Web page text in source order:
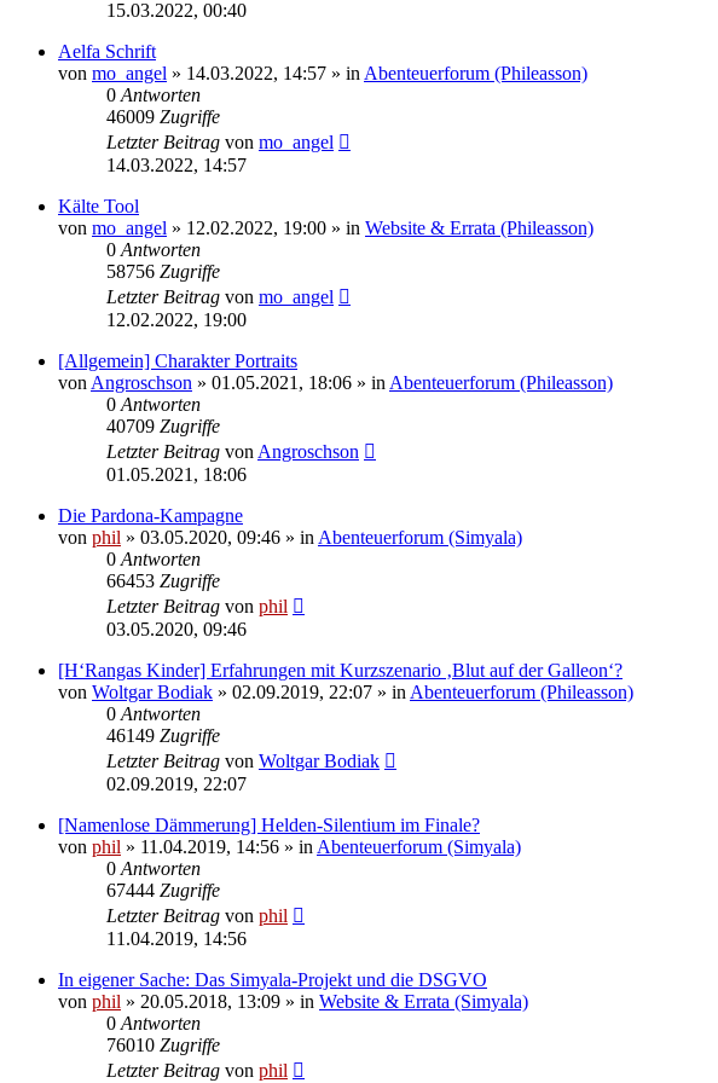
15.03.2022, 00:40
Aelfa Schrift
von mo_angel » 14.03.2022, 14:57 » in Abenteuerforum (Phileasson)
0 Antworten
46009 Zugriffe
Letzter Beitrag von mo_angel
14.03.2022, 14:57
Kälte Tool
von mo_angel » 12.02.2022, 19:00 » in Website & Errata (Phileasson)
0 Antworten
58756 Zugriffe
Letzter Beitrag von mo_angel
12.02.2022, 19:00
[Allgemein] Charakter Portraits
von Angroschson » 01.05.2021, 18:06 » in Abenteuerforum (Phileasson)
0 Antworten
40709 Zugriffe
Letzter Beitrag von Angroschson
01.05.2021, 18:06
Die Pardona-Kampagne
von phil » 03.05.2020, 09:46 » in Abenteuerforum (Simyala)
0 Antworten
66453 Zugriffe
Letzter Beitrag von phil
03.05.2020, 09:46
[H‘Rangas Kinder] Erfahrungen mit Kurzszenario ‚Blut auf der Galleon‘?
von Woltgar Bodiak » 02.09.2019, 22:07 » in Abenteuerforum (Phileasson)
0 Antworten
46149 Zugriffe
Letzter Beitrag von Woltgar Bodiak
02.09.2019, 22:07
[Namenlose Dämmerung] Helden-Silentium im Finale?
von phil » 11.04.2019, 14:56 » in Abenteuerforum (Simyala)
0 Antworten
67444 Zugriffe
Letzter Beitrag von phil
11.04.2019, 14:56
In eigener Sache: Das Simyala-Projekt und die DSGVO
von phil » 20.05.2018, 13:09 » in Website & Errata (Simyala)
0 Antworten
76010 Zugriffe
Letzter Beitrag von phil